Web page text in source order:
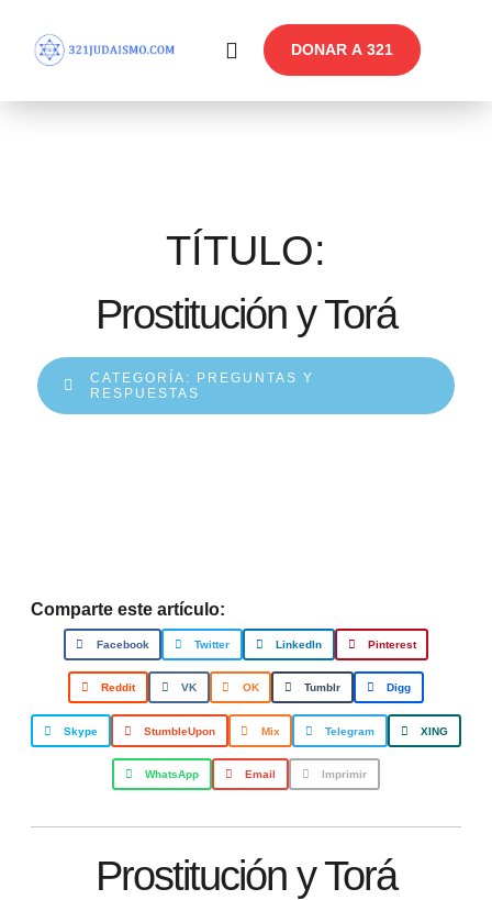
DONAR A 321
TÍTULO:
Prostitución y Torá
CATEGORÍA:
PREGUNTAS Y
RESPUESTAS
Comparte este artículo:
Facebook Twitter LinkedIn Pinterest
Reddit VK OK Tumblr Digg
Skype StumbleUpon Mix Telegram XING
WhatsApp Email Imprimir
Prostitución y Torá